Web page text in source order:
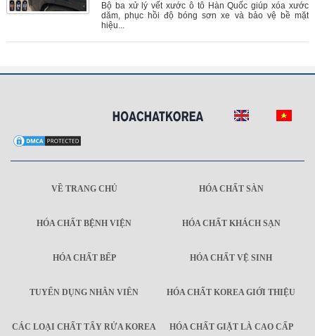
Bộ ba xử lý vết xước ô tô Hàn Quốc giúp xóa xước
dăm, phục hồi độ bóng sơn xe và bảo vệ bề mặt
hiệu...
VỀ TRANG CHỦ HÓA CHẤT SÀN
HÓA CHẤT BỆNH VIỆN HÓA CHẤT KHÁCH SẠN
HÓA CHẤT BẾP HÓA CHẤT VỆ SINH
TUYỂN DỤNG NHÂN VIÊN HÓA CHẤT KOREA GIỚI THIỆU
CÁC LOẠI CHẤT TẨY RỬA KOREA HÓA CHẤT GIẶT LÀ CAO CẤP